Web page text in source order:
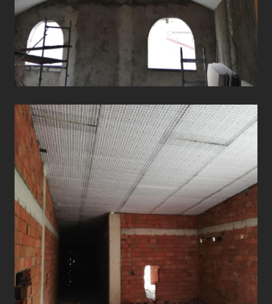
ÇATI UYGULAMALARI